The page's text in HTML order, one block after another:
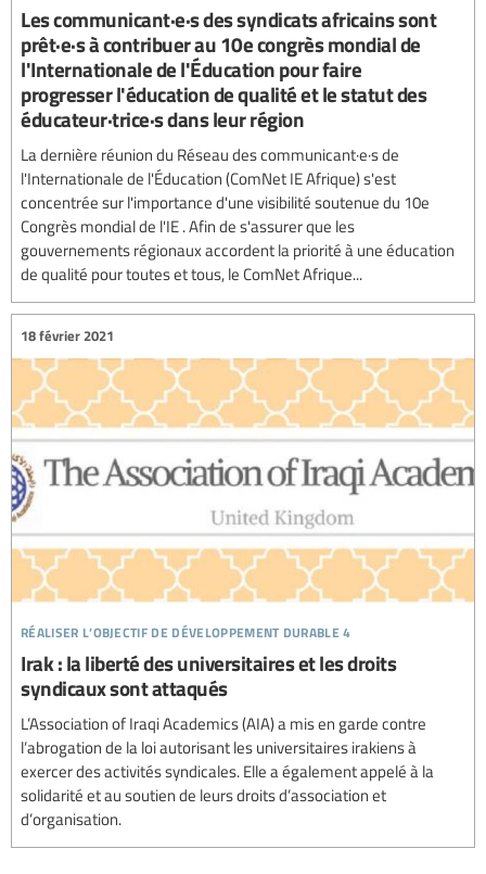
Les communicant·e·s des syndicats africains sont
prêt·e·s à contribuer au 10e congrès mondial de
l'Internationale de l'Éducation pour faire
progresser l'éducation de qualité et le statut des
éducateur·trice·s dans leur région
La dernière réunion du Réseau des communicant·e·s de
l'Internationale de l'Éducation (ComNet IE Afrique) s'est
concentrée sur l'importance d'une visibilité soutenue du 10e
Congrès mondial de l'IE . Afin de s'assurer que les
gouvernements régionaux accordent la priorité à une éducation
de qualité pour toutes et tous, le ComNet Afrique...
réaliser l’objectif de développement durable 4
18 février 2021
Irak : la liberté des universitaires et les droits
syndicaux sont attaqués
L’Association of Iraqi Academics (AIA) a mis en garde contre
l’abrogation de la loi autorisant les universitaires irakiens à
exercer des activités syndicales. Elle a également appelé à la
solidarité et au soutien de leurs droits d’association et
d’organisation.